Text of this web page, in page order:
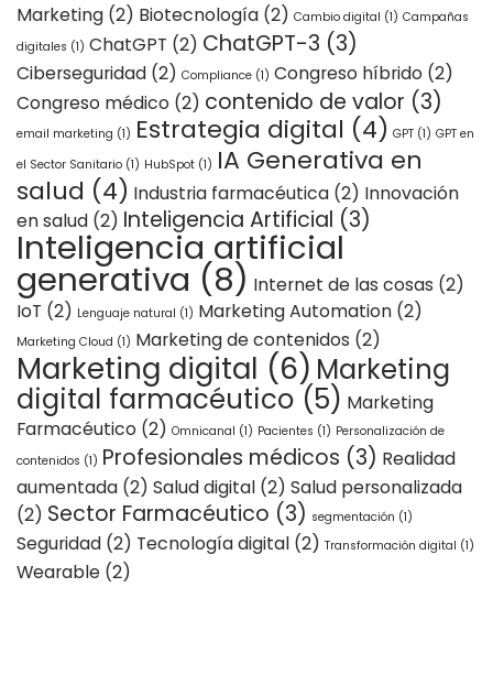
Marketing (2) Biotecnología (2) Cambio digital (1) Campañas
digitales (1) ChatGPT (2) ChatGPT-3 (3)
Ciberseguridad (2) Compliance (1) Congreso híbrido (2)
Congreso médico (2) contenido de valor (3)
email marketing (1) Estrategia digital (4) GPT (1) GPT en
el Sector Sanitario (1) HubSpot (1) IA Generativa en
salud (4) Industria farmacéutica (2) Innovación
en salud (2) Inteligencia Artificial (3)
Inteligencia artificial
generativa (8) Internet de las cosas (2)
IoT (2) Lenguaje natural (1) Marketing Automation (2)
Marketing Cloud (1) Marketing de contenidos (2)
Marketing digital (6) Marketing
digital farmacéutico (5) Marketing
Farmacéutico (2) Omnicanal (1) Pacientes (1) Personalización de
contenidos (1) Profesionales médicos (3) Realidad
aumentada (2) Salud digital (2) Salud personalizada
(2) Sector Farmacéutico (3) segmentación (1)
Seguridad (2) Tecnología digital (2) Transformación digital (1)
Wearable (2)